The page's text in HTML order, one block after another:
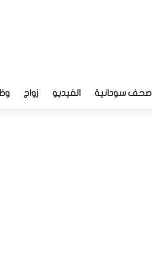
صحف سودانية الفيديو زواج